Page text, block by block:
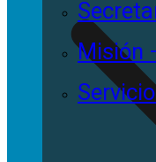
Misión